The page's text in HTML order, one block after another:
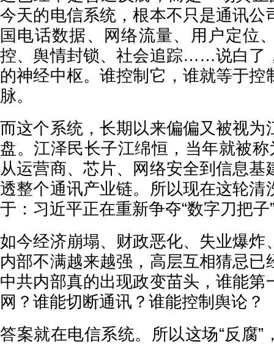
今天的电信系统，根本不只是通讯公
国电话数据、网络流量、用户定位
控、舆情封锁、社会追踪……说白了
的神经中枢。谁控制它，谁就等于控
脉。
而这个系统，长期以来偏偏又被视为
盘。江泽民长子江绵恒，当年就被称
从运营商、芯片、网络安全到信息基
透整个通讯产业链。所以现在这轮清
于：习近平正在重新争夺“数字刀把子
如今经济崩塌、财政恶化、失业爆炸
内部不满越来越强，高层互相猜忌已
中共内部真的出现政变苗头，谁能第
网？谁能切断通讯？谁能控制舆论？
答案就在电信系统。所以这场“反腐”